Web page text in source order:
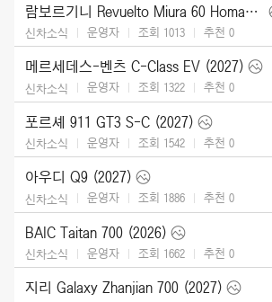
람보르기니 Revuelto Miura 60 Homage (2026)
신차소식 운영자 조회 1013 추천 0
메르세데스-벤츠 C-Class EV (2027)
신차소식 운영자 조회 1322 추천 0
포르셰 911 GT3 S-C (2027)
신차소식 운영자 조회 1542 추천 0
아우디 Q9 (2027)
신차소식 운영자 조회 1886 추천 0
BAIC Taitan 700 (2026)
신차소식 운영자 조회 1662 추천 0
지리 Galaxy Zhanjian 700 (2027)